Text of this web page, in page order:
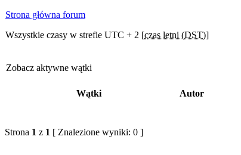
Strona główna forum
Wszystkie czasy w strefie UTC + 2 [czas letni (DST)]
Zobacz aktywne wątki
Wątki Autor
Strona 1 z 1 [ Znalezione wyniki: 0 ]